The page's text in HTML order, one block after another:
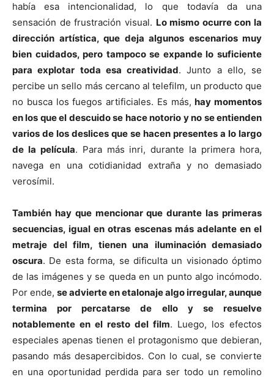
había esa intencionalidad, lo que todavía da una
sensación de frustración visual. Lo mismo ocurre con la
dirección artística, que deja algunos escenarios muy
bien cuidados, pero tampoco se expande lo suficiente
para explotar toda esa creatividad. Junto a ello, se
percibe un sello más cercano al telefilm, un producto que
no busca los fuegos artificiales. Es más,hay momentos
en los que el descuido se hace notorio y no se entienden
varios de los deslices que se hacen presentes a lo largo
de la película. Para más inri, durante la primera hora,
navega en una cotidianidad extraña y no demasiado
verosímil.
También hay que mencionar que durante las primeras
secuencias, igual en otras escenas más adelante en el
metraje del film, tienen una iluminación demasiado
oscura. De esta forma, se dificulta un visionado óptimo
de las imágenes y se queda en un punto algo incómodo.
Por ende, se advierte en etalonaje algo irregular, aunque
termina por percatarse de ello y se resuelve
notablemente en el resto del film. Luego, los efectos
especiales apenas tienen el protagonismo que debieran,
pasando más desapercibidos. Con lo cual, se convierte
en una oportunidad perdida para ser todo un remolino